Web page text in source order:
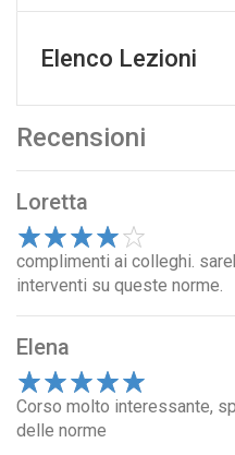
Elenco Lezioni
Recensioni
Loretta
5
4
3
2
1
complimenti ai colleghi.
interventi su queste norme.
Elena
5
4
3
2
1
Corso molto interessante,
delle norme